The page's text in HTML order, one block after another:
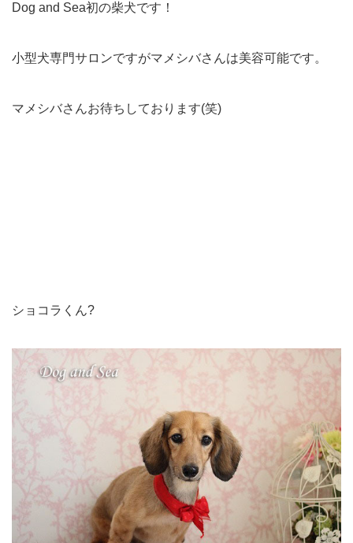
Dog and Sea初の柴犬です！
小型犬専門サロンですがマメシバさんは美容可能です。
マメシバさんお待ちしております(笑)
ショコラくん?